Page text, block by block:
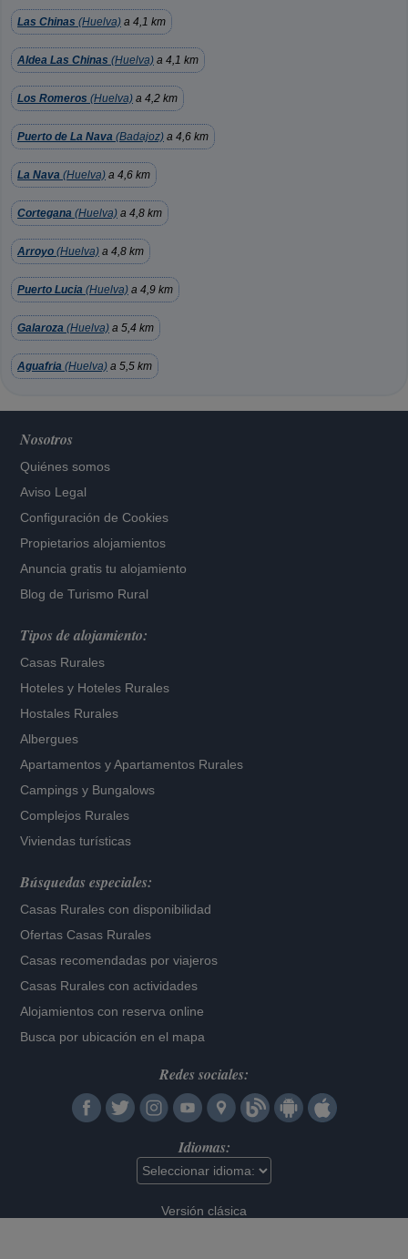
Las Chinas (Huelva) a 4,1 km
Aldea Las Chinas (Huelva) a 4,1 km
Los Romeros (Huelva) a 4,2 km
Puerto de La Nava (Badajoz) a 4,6 km
La Nava (Huelva) a 4,6 km
Cortegana (Huelva) a 4,8 km
Arroyo (Huelva) a 4,8 km
Puerto Lucia (Huelva) a 4,9 km
Galaroza (Huelva) a 5,4 km
Aguafria (Huelva) a 5,5 km
Nosotros
Quiénes somos
Aviso Legal
Configuración de Cookies
Propietarios alojamientos
Anuncia gratis tu alojamiento
Blog de Turismo Rural
Tipos de alojamiento:
Casas Rurales
Hoteles y Hoteles Rurales
Hostales Rurales
Albergues
Apartamentos yApartamentos Rurales
Campings y Bungalows
Complejos Rurales
Viviendas turísticas
Búsquedas especiales:
Casas Rurales con disponibilidad
Ofertas Casas Rurales
Casas recomendadas por viajeros
Casas Rurales con actividades
Alojamientos con reserva online
Busca por ubicación en el mapa
Redes sociales:
Idiomas:
Versión clásica